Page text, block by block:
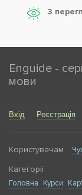
3
Enguide -
мови
Вхід Реєстрація
Користувачам
Категорії
Головна Курси